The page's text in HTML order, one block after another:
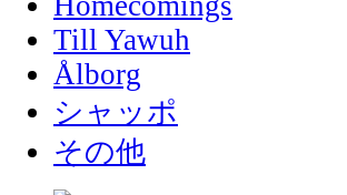
Till Yawuh
Ålborg
シャッポ
その他